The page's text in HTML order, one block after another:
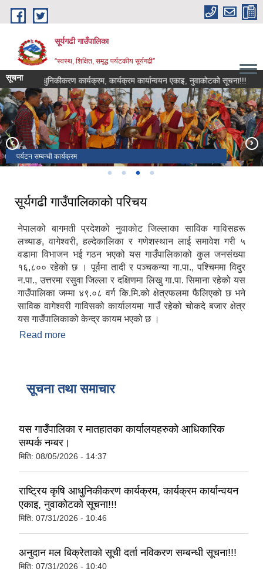
Skip to main content
सूर्यगढी गाउँपालिका
“स्वस्थ, शिक्षित, समृद्ध पर्यटकीय सूर्यगढी”
सूचना
कृषि आधुनिकीकरण कार्यक्रम, कार्यक्रम कार्यान्वयन एकाइ, नुवाकोटको सूचना!!!
सूर्यगढी गाउँपालिका प्रशासकीय भवन
गाउँपालिका भलिबल टिम
पर्यटन सम्बन्धी कार्यक्रम
गाउँपालिका परिसर वरिपरि वृक्षारोपण कार्यक्रम
सूर्यगढी गाउँपालिकाको परिचय
नेपालको बागमती प्रदेशको नुवाकोट जिल्लाका साविक गाविसहरू
लच्याङ, वागेश्वरी, हल्देकालिका र गणेशस्थान लाई समावेश गरी ५
वडामा विभाजन भई गठन भएको यस गाउँपालिकाको कुल जनसंख्या
१६,८०० रहेकाे छ । पूर्वमा तादी र पञ्चकन्या गा.पा., पश्चिममा विदुर
न.पा., उत्तरमा रसुवा जिल्ला र दक्षिणमा लिखु गा.पा. सिमाना रहेको यस
गाउँपालिका जम्मा ४९.०८ वर्ग कि.मि.को क्षेत्रफलमा फैलिएको छ भने
साविक वागेश्वरी गाविसको कार्यालयमा गाउँ रहेको चोकदे बजार क्षेत्र
यस गाउँपालिकाको केन्द्र कायम भएको छ ।
Read more
सूचना तथा समाचार
यस गाउँपालिका र मातहातका कार्यालयहरुको आधिकारिक
सम्पर्क नम्बर।
मिति: 08/05/2026 - 14:37
राष्ट्रिय कृषि आधुनिकीकरण कार्यक्रम, कार्यक्रम कार्यान्वयन
एकाइ, नुवाकोटको सूचना!!!
मिति: 07/31/2026 - 10:46
अनुदान मल बिक्रेताको सूची दर्ता नविकरण सम्बन्धी सूचना!!!
मिति: 07/31/2026 - 10:40